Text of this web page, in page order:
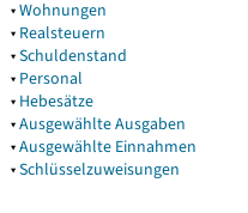
▾Wohnungen
▾ Realsteuern
▾Schuldenstand
▾ Personal
▾ Hebesätze
▾Ausgewählte Ausgaben
▾Ausgewählte Einnahmen
▾Schlüsselzuweisungen